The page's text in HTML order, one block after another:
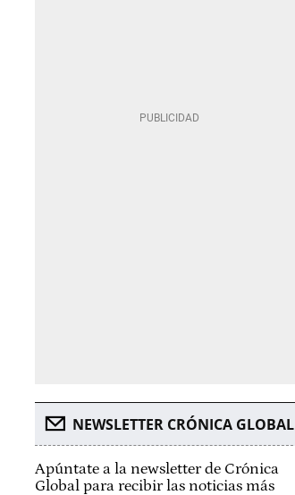
NEWSLETTER CRÓNICA GLOBAL
Apúntate a la newsletter de Crónica
Global para recibir las noticias más